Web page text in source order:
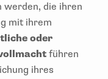
werden, die ihren
mit ihrem
oder
führen
ihres